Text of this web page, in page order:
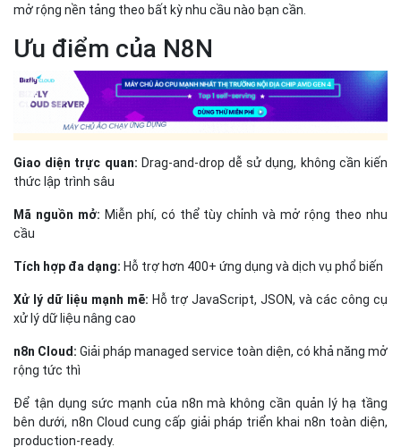
mở rộng nền tảng theo bất kỳ nhu cầu nào bạn cần.
Ưu điểm của N8N
Giao diện trực quan: Drag-and-drop dễ sử dụng, không cần kiến
thức lập trình sâu
Mã nguồn mở: Miễn phí, có thể tùy chỉnh và mở rộng theo nhu
cầu
Tích hợp đa dạng: Hỗ trợ hơn 400+ ứng dụng và dịch vụ phổ biến
Xử lý dữ liệu mạnh mẽ: Hỗ trợ JavaScript, JSON, và các công cụ
xử lý dữ liệu nâng cao
n8n Cloud: Giải pháp managed service toàn diện, có khả năng mở
rộng tức thì
Để tận dụng sức mạnh của n8n mà không cần quản lý hạ tầng
bên dưới, n8n Cloud cung cấp giải pháp triển khai n8n toàn diện,
production-ready.